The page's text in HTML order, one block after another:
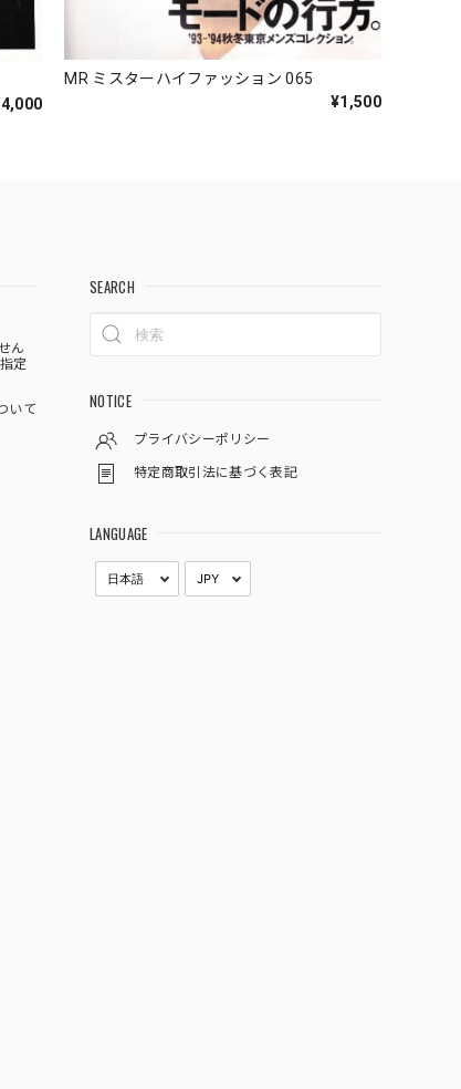
MR ミスターハイファッション 065
¥1,500
ん
定
いて
SEARCH
NOTICE
プライバシーポリシー
特定商取引法に基づく表記
LANGUAGE